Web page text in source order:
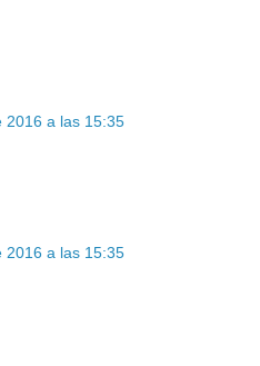
2016 a las 15:35
2016 a las 15:35